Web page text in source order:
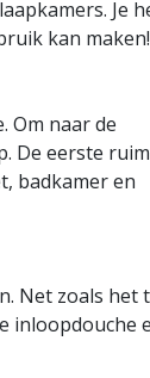
Je
kan maken!
Om naar de
De eerste
badkamer en
Net zoals het
inloopdouche